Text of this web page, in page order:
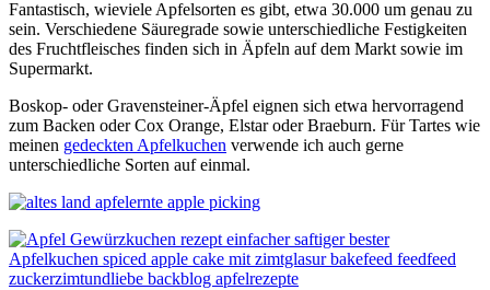
Fantastisch, wieviele Apfelsorten es gibt, etwa 30.000 um genau zu
sein. Verschiedene Säuregrade sowie unterschiedliche Festigkeiten
des Fruchtfleisches finden sich in Äpfeln auf dem Markt sowie im
Supermarkt.
Boskop- oder Gravensteiner-Äpfel eignen sich etwa hervorragend
zum Backen oder Cox Orange, Elstar oder Braeburn. Für Tartes wie
meinen gedeckten Apfelkuchen verwende ich auch gerne
unterschiedliche Sorten auf einmal.